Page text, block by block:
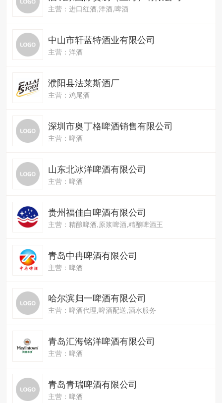
主营：进口红酒,洋酒,啤酒
中山市轩蓝特酒业有限公司
主营：洋酒
濮阳县法莱斯酒厂
主营：鸡尾酒
深圳市奥丁格啤酒销售有限公司
主营：啤酒
山东北冰洋啤酒有限公司
主营：啤酒
贵州福佳白啤酒有限公司
主营：精酿啤酒,原浆啤酒,精酿啤酒王
青岛中冉啤酒有限公司
主营：啤酒
哈尔滨归一啤酒有限公司
主营：啤酒代理,啤酒配送,酒水服务
青岛汇海铭洋啤酒有限公司
主营：啤酒
青岛青瑞啤酒有限公司
主营：啤酒